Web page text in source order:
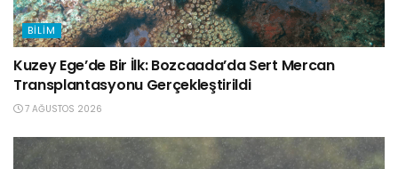
BILIM
Kuzey Ege’de Bir İlk: Bozcaada’da Sert Mercan
Transplantasyonu Gerçekleştirildi
7 AĞUSTOS 2026